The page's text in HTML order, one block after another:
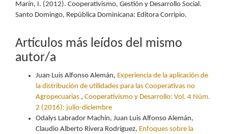
Marín, I. (2012). Cooperativismo, Gestión y Desarrollo Social.
Santo Domingo, República Dominicana: Editora Corripio.
Artículos más leídos del mismo
autor/a
Juan Luis Alfonso Alemán, Experiencia de la aplicación de
la distribución de utilidades para las Cooperativas no
Agropecuarias , Cooperativismo y Desarrollo: Vol. 4 Núm.
2 (2016): julio-diciembre
Odalys Labrador Machín, Juan Luis Alfonso Alemán,
Claudio Alberto Rivera Rodríguez, Enfoques sobre la